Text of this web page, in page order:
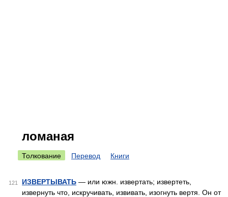
ломаная
Толкование Перевод Книги
121 ИЗВЕРТЫВАТЬ — или южн. извертать; извертеть,
извернуть что, искручивать, извивать, изогнуть вертя. Он от